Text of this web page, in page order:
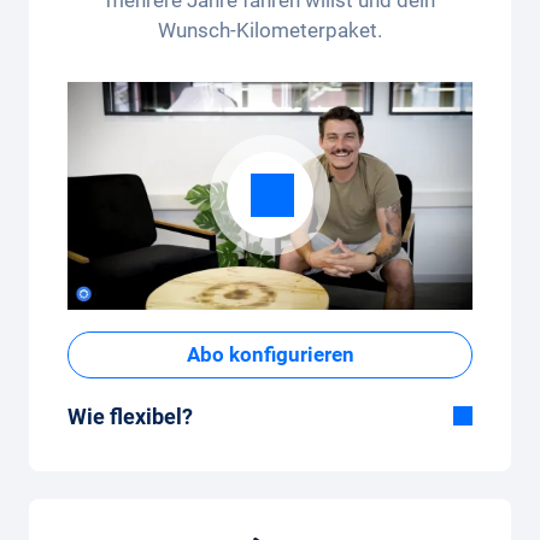
Wunsch-Kilometerpaket.
Abo konfigurieren
Wie flexibel?